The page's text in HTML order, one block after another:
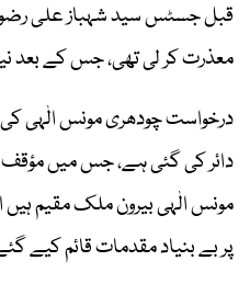
قبل جسٹس سید شہباز علی
معذرت کر لی تھی، جس کے بعد
درخواست چودھری مونس الٰہی
دائر کی گئی ہے، جس میں مؤقف
مونس الٰہی بیرون ملک مقیم
پر بے بنیاد مقدمات قائم کیے